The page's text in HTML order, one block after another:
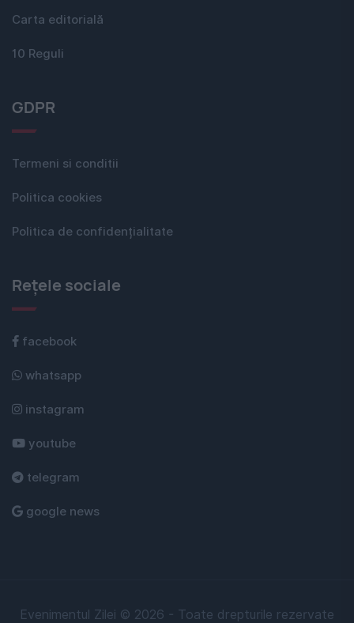
Carta editorială
10 Reguli
GDPR
Termeni si conditii
Politica cookies
Politica de confidențialitate
Rețele sociale
facebook
whatsapp
instagram
youtube
telegram
google news
Evenimentul Zilei © 2026 - Toate drepturile rezervate